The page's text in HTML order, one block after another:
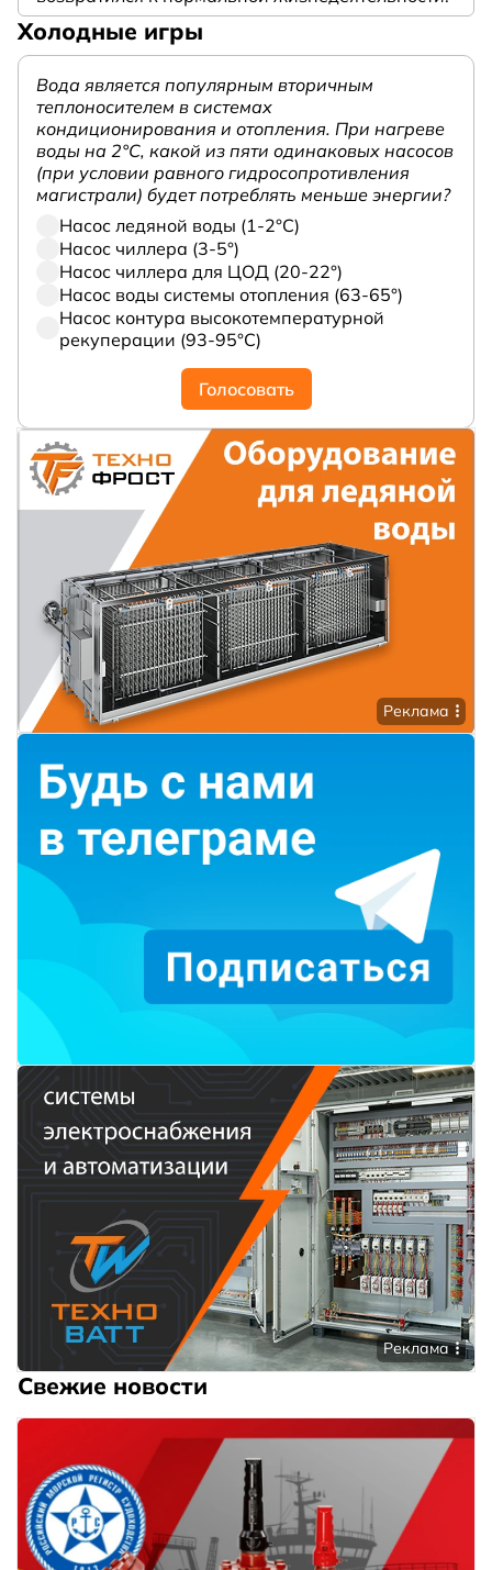
Холодные игры
Вода является популярным вторичным
теплоносителем в системах
кондиционирования и отопления. При нагреве
воды на 2°С, какой из пяти одинаковых насосов
(при условии равного гидросопротивления
магистрали) будет потреблять меньше энергии?
Насос ледяной воды (1-2°С)
Насос чиллера (3-5°)
Насос чиллера для ЦОД (20-22°)
Насос воды системы отопления (63-65°)
Насос контура высокотемпературной
рекуперации (93-95°С)
Голосовать
Реклама
Реклама
Свежие новости